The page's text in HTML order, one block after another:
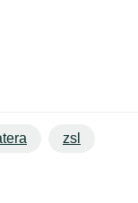
zsl